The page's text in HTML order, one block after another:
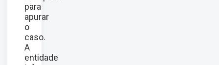
para
apurar
o
caso.
A
entidade